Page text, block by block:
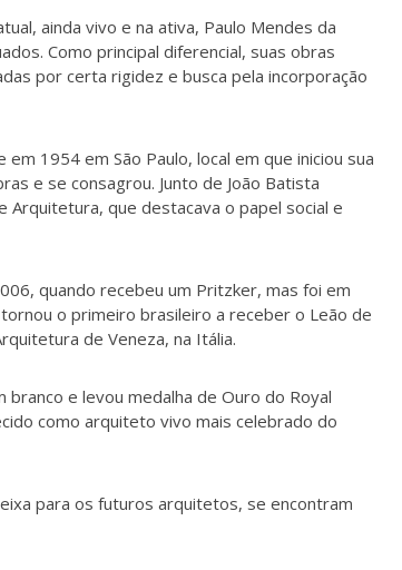
ainda vivo e na ativa, Paulo Mendes da
Como principal diferencial, suas obras
por certa rigidez ebusca pela incorporação
1954 em São Paulo, local em que iniciou sua
e se consagrou. Junto de João Batista
Arquitetura, que destacava o papel social e
quando recebeu um Pritzker, mas foi em
o primeiro brasileiro a receber o Leão de
de Veneza, na Itália.
e levou medalha de Ouro do Royal
como arquiteto vivo mais celebrado do
para os futuros arquitetos, se encontram